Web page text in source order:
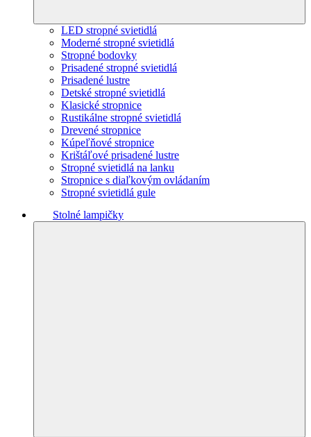
LED stropné svietidlá
Moderné stropné svietidlá
Stropné bodovky
Prisadené stropné svietidlá
Prisadené lustre
Detské stropné svietidlá
Klasické stropnice
Rustikálne stropné svietidlá
Drevené stropnice
Kúpeľňové stropnice
Krištáľové prisadené lustre
Stropné svietidlá na lanku
Stropnice s diaľkovým ovládaním
Stropné svietidlá gule
Stolné lampičky